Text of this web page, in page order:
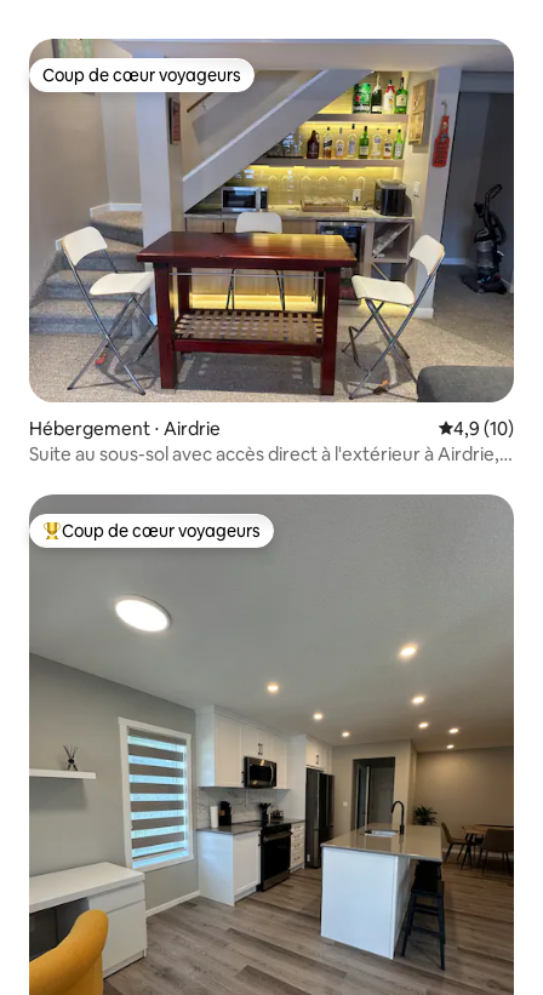
Coup de cœur voyageurs
Coup de cœur voyageurs
Hébergement ⋅ Airdrie Évaluation
4,9 (10)
Suite au sous-sol avec accès direct à l'extérieur à Airdrie,
Coups de cœur voyageurs les plus appréciés
Coup de cœur voyageurs